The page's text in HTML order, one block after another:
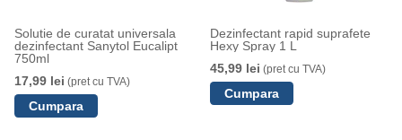
Solutie de curatat universala
dezinfectant Sanytol Eucalipt
750ml
17,99 lei (pret cu TVA)
Dezinfectant rapid suprafete
Hexy Spray 1 L
45,99 lei (pret cu TVA)